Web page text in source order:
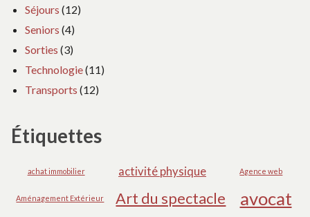
Séjours (12)
Seniors (4)
Sorties (3)
Technologie(11)
Transports (12)
Étiquettes
achat immobilier activité physique Agence web
Aménagement Extérieur Art du spectacle avocat